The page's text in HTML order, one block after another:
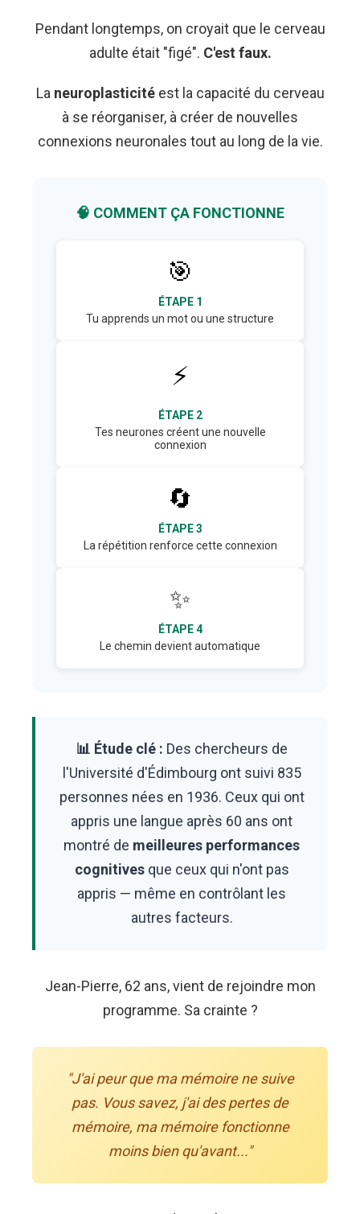
Pendant longtemps, on croyait que le cerveau
adulte était "figé". C'est faux.
La neuroplasticitéest la capacité du cerveau
à se réorganiser, à créer de nouvelles
connexions neuronales tout au long de la vie.
🧠 COMMENT ÇA FONCTIONNE
🎯
ÉTAPE 1
Tu apprends un mot ou une structure
⚡
ÉTAPE 2
Tes neurones créent une nouvelle
connexion
🔄
ÉTAPE 3
La répétition renforce cette connexion
✨
ÉTAPE 4
Le chemin devient automatique
📊 Étude clé : Des chercheurs de
l'Université d'Édimbourg ont suivi 835
personnes nées en 1936. Ceux qui ont
appris une langue après 60 ans ont
montré de meilleures performances
cognitivesque ceux qui n'ont pas
appris — même en contrôlant les
autres facteurs.
Jean-Pierre, 62 ans, vient de rejoindre mon
programme. Sa crainte ?
"J'ai peur que ma mémoire ne suive
pas. Vous savez, j'ai des pertes de
mémoire, ma mémoire fonctionne
moins bien qu'avant..."